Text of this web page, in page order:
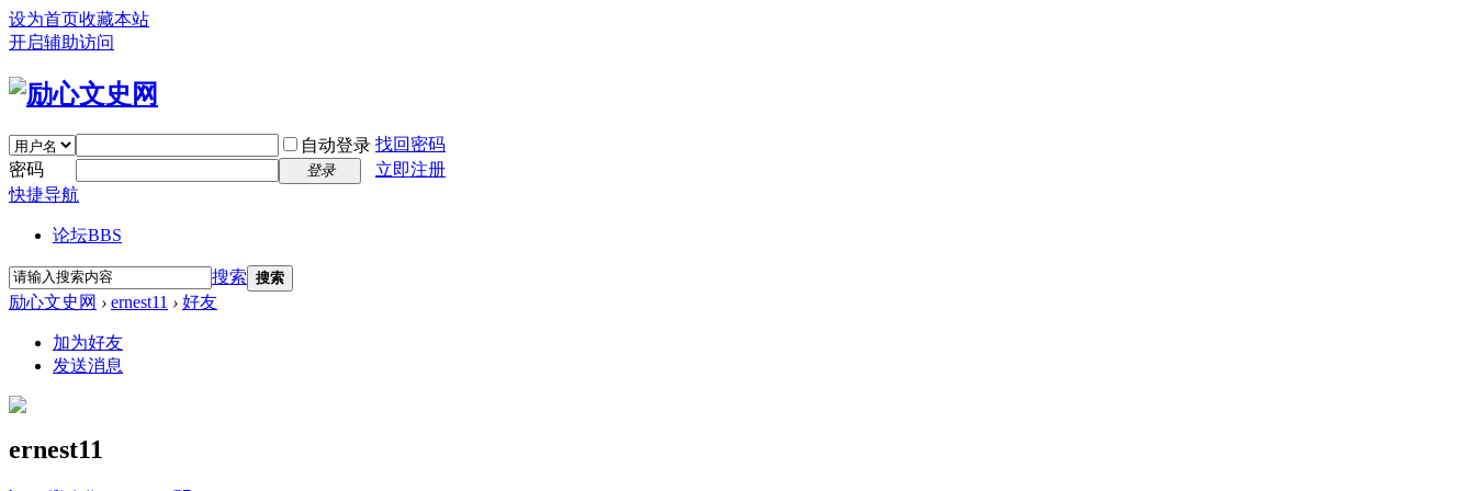
设为首页收藏本站
开启辅助访问
自动登录 找回密码
密码
登录
立即注册
快捷导航
论坛BBS
搜索 搜索
励心文史网 › ernest11 › 好友
加为好友
发送消息
ernest11